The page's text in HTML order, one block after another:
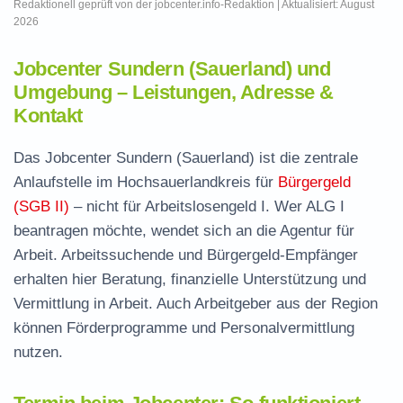
Redaktionell geprüft von der jobcenter.info-Redaktion | Aktualisiert: August
2026
Jobcenter Sundern (Sauerland) und
Umgebung – Leistungen, Adresse &
Kontakt
Das Jobcenter Sundern (Sauerland) ist die zentrale
Anlaufstelle im Hochsauerlandkreis für Bürgergeld
(SGB II) – nicht für Arbeitslosengeld I. Wer ALG I
beantragen möchte, wendet sich an die Agentur für
Arbeit. Arbeitssuchende und Bürgergeld-Empfänger
erhalten hier Beratung, finanzielle Unterstützung und
Vermittlung in Arbeit. Auch Arbeitgeber aus der Region
können Förderprogramme und Personalvermittlung
nutzen.